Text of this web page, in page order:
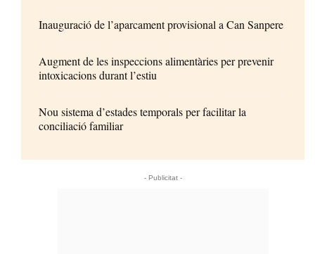
Inauguració de l’aparcament provisional a Can Sanpere
Augment de les inspeccions alimentàries per prevenir
intoxicacions durant l’estiu
Nou sistema d’estades temporals per facilitar la
conciliació familiar
- Publicitat -